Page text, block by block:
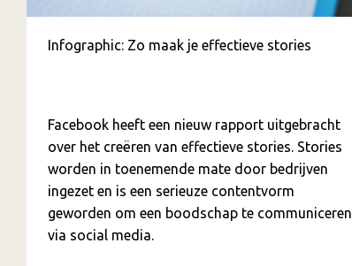
Infographic: Zo maak je effectieve stories
Facebook heeft een nieuw rapport uitgebracht
over het creëren van effectieve stories. Stories
worden in toenemende mate door bedrijven
ingezet en is een serieuze contentvorm
geworden om een boodschap te communiceren
via social media.